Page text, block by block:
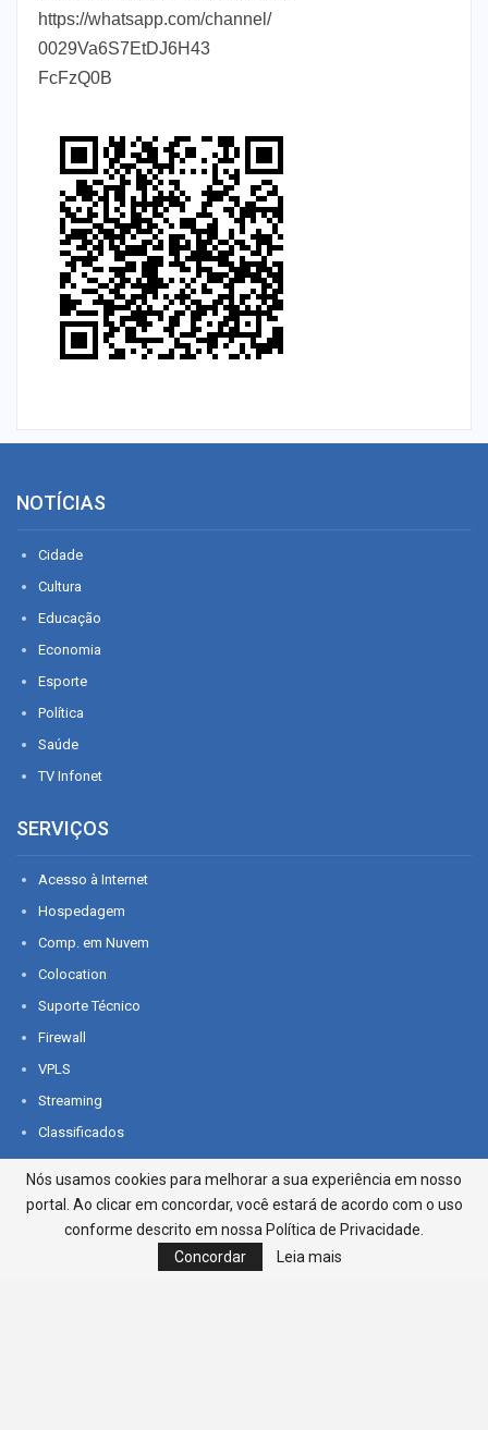
https://whatsapp.com/channel/
0029Va6S7EtDJ6H43
FcFzQ0B
NOTÍCIAS
Cidade
Cultura
Educação
Economia
Esporte
Política
Saúde
TV Infonet
SERVIÇOS
Acesso à Internet
Hospedagem
Comp. em Nuvem
Colocation
Suporte Técnico
Firewall
VPLS
Streaming
Classificados
ENTRETENIMENTO
Agenda
Nós usamos cookies para melhorar a sua experiência em nosso
portal. Ao clicar em concordar, você estará de acordo com o uso
conforme descrito em nossa Política de Privacidade.
Concordar
Leia mais